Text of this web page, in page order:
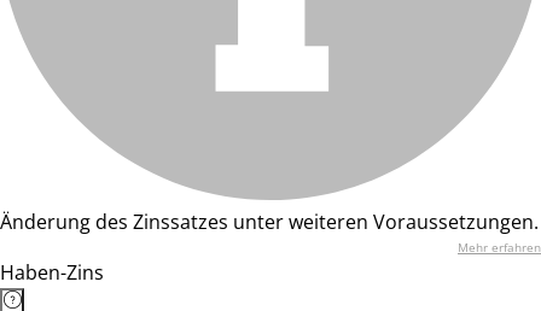
Änderung des Zinssatzes unter weiteren Voraussetzungen.
Mehr erfahren
Haben-Zins